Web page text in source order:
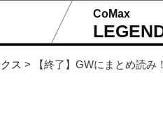
CoMax
ス > 【終了】GWにまとめ読